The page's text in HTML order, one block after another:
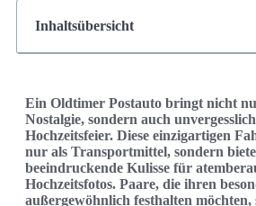
Inhaltsübersicht
Ein Oldtimer Postauto bringt nicht
Nostalgie, sondern auch
Hochzeitsfeier. Diese einzigartigen
nur als Transportmittel, sondern
beeindruckende Kulisse für
Hochzeitsfotos. Paare, die ihren
außergewöhnlich festhalten möchten,